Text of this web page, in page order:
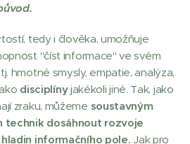
tedy i člověka, umožňuje
"číst informace" ve svém
hmotné smysly, empatie, analýza,
disciplínyjakékoli jiné. Tak, jako
zraku, můžeme soustavným
technik dosáhnout rozvoje
informačního pole. Jak pro